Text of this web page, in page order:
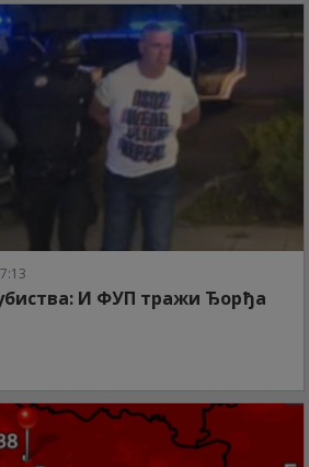
И ФУП тражи Ђорђа